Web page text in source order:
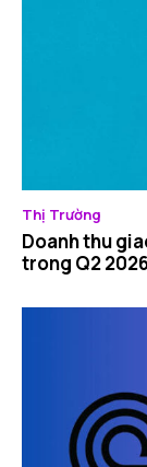
Thị Trường
Doanh thu
trong Q2